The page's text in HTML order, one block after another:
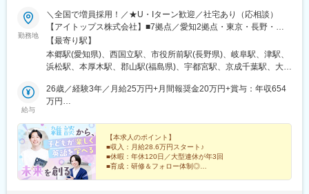
弁天町駅、北千里駅、曽根駅(大阪府)、南摂津駅、大日駅、長堀橋
駅、枚方公園駅、高槻駅、りんくうタウン駅、八尾南駅、千里中
央駅(北大阪急行)、古川橋駅、伏見桃山駅、馬堀駅、淀駅、松井山
手駅、常盤駅(京都府)、西京極駅、醍醐駅(京都府)、六地蔵駅(京都
市営)、洛西口駅、二条駅、五条駅(京都市営)、上鳥羽口駅、貴船
口駅、桃山駅、大池駅、中埠頭駅、星の駅、岡本駅(兵庫県)、滝の
茶屋駅、湊川公園駅、山陽天満駅、旧居留地・大丸前駅、三木駅
(神戸電鉄線)、本竜野駅、仁川駅、学園都市駅、春日野道駅(阪神
学研奈良登美ケ丘駅、近江八幡駅、草津駅(滋賀県)、石山駅、近江
神宮前駅、南彦根駅、中松江駅、和歌山駅、紀ノ川駅、木太町
駅、新居浜駅、井口駅(広島県)、ししぶ駅、遠賀野駅、花畑駅、宇
美駅、行橋駅、赤間駅、西鉄柳川駅、筑前前原駅、蒲池駅(福岡
県)、飯塚駅、大保駅、笹原駅、瀬高駅、春日原駅、羽犬塚駅、上
勤務地
＼全国で増員採用！／★U・Iターン歓迎／社宅あり（応相談）
【アイトップス株式会社】■7拠点／愛知2拠点・東京・長野・岐
阜・三重・静岡■本社／東京都立川市錦町3-6-6【株式会社ティル
ウィンド】■10拠点／神奈川2拠点・埼玉2拠点・福島・栃木・千
葉・新潟・茨城・静岡■本社／埼玉県さいたま市大宮区下町1-
石川・香川・富山■本社／大阪府大阪市淀川区西中島4-13-22【株
式会社タップカンパニー】■6拠点／福岡・大分・熊本・鹿児島・
ー株式会社】■4拠点／兵庫・広島・岡山・愛媛■本社／広島市中
区舟入町2-20【パスウェイ株式会社】■5拠点／北海道・青森・岩
手・宮城・山形■本社／宮城県仙台市青葉区柏木一丁目2番45号※
本人の意思に反した一方的な転勤指示なし（相談・合意の上での
転勤の可能性あり）※希望があればエリア外へ転勤可※各グループ
【最寄り駅】
本郷駅(愛知県)、西国立駅、市役所前駅(長野県)、岐阜駅、津駅、
浜松駅、本厚木駅、郡山駅(福島県)、宇都宮駅、京成千葉駅、大宮
駅(京都市営)、西中島南方駅、和歌山市駅、金沢駅、栗林公園北口
駅、県庁前駅(富山県)、天王寺駅、博多駅、大分駅、水道町駅、都
駅、中央区役所前駅、青森駅、上盛岡駅、北四番丁駅、山形駅、
立川南駅、長野駅、新浜松駅、千葉中央駅、上熊谷駅、南方駅(大
阪府)、栗林公園駅、新富町駅(富山県)、天王寺駅前駅、通町筋
駅、中洲通駅、小網町駅、城下駅(岡山県)、市役所前駅(愛媛県)、
資生館小学校前駅、北仙台駅、立川駅、権堂駅、第一通り駅、千
給与
26歳／経験3年／月給25万円+月間報奨金20万円+賞与：年収654
万円
万円
【本求人のポイント】
■収入：月給28.6万円スタート♪
■休暇：年休120日／大型連休が年3回
■育成：研修＆フォロー体制◎